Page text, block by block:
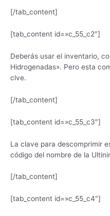
[/tab_content]
[tab_content id=»c_55_c2″]
Deberás usar el inventario,
Hidrogenadas». Pero esta
clve.
[/tab_content]
[tab_content id=»c_55_c3″]
La clave para descomprimir
código del nombre de la
[/tab_content]
[tab_content id=»c_55_c4″]